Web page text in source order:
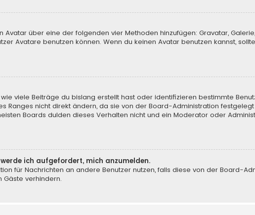
Avatar über eine der folgenden vier Methoden hinzufügen: Gravatar,
Avatare benutzen können. Wenn du keinen Avatar benutzen kannst,
viele Beiträge du bislang erstellt hast oder identifizieren bestimmte
Ranges nicht direkt ändern, da sie von der Board-Administration
Boards dulden dieses Verhalten nicht und ein Moderator oder
ich aufgefordert, mich anzumelden.
für Nachrichten an andere Benutzer nutzen, falls diese von der Board-
Gäste verhindern.